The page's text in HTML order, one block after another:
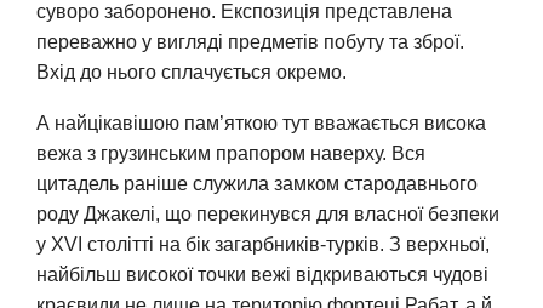
суворо заборонено. Експозиція представлена ​​
переважно у вигляді предметів побуту та зброї.
Вхід до нього сплачується окремо.
А найцікавішою пам’яткою тут вважається висока
вежа з грузинським прапором наверху. Вся
цитадель раніше служила замком стародавнього
роду Джакелі, що перекинувся для власної безпеки
у XVI столітті на бік загарбників-турків. З верхньої,
найбільш високої точки вежі відкриваються чудові